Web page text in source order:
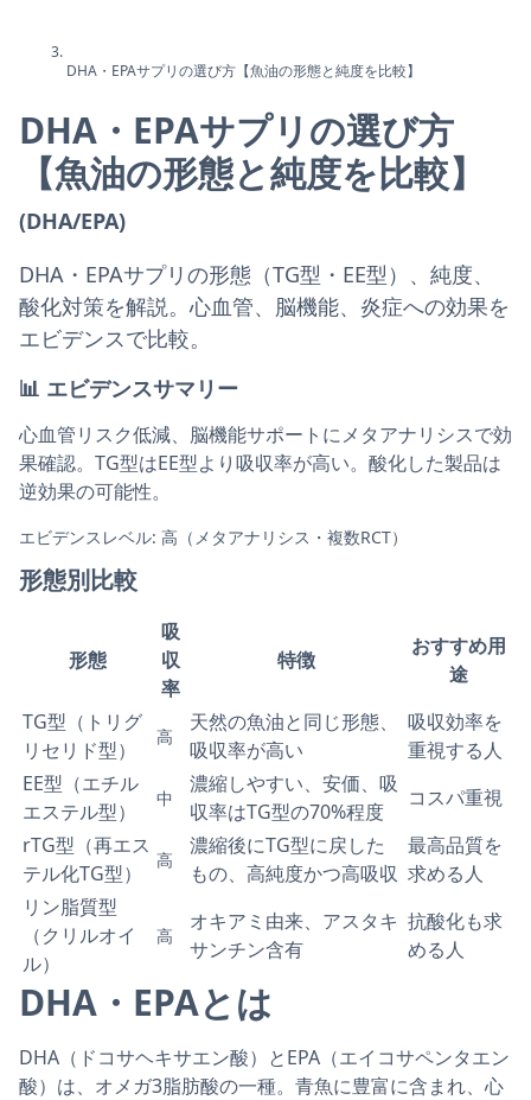
DHA・EPAサプリの選び方【魚油の形態と純度を比較】
DHA・EPAサプリの選び方
【魚油の形態と純度を比較】
(DHA/EPA)
DHA・EPAサプリの形態（TG型・EE型）、純度、
酸化対策を解説。心血管、脳機能、炎症への効果を
エビデンスで比較。
📊 エビデンスサマリー
心血管リスク低減、脳機能サポートにメタアナリシスで効
果確認。TG型はEE型より吸収率が高い。酸化した製品は
逆効果の可能性。
エビデンスレベル: 高（メタアナリシス・複数RCT）
形態別比較
形態
吸
収
率
特徴
おすすめ用
途
TG型（トリグ
リセリド型）
高
天然の魚油と同じ形態、
吸収率が高い
吸収効率を
重視する人
EE型（エチル
エステル型）
中
濃縮しやすい、安価、吸
収率はTG型の70%程度
コスパ重視
rTG型（再エス
テル化TG型）
高
濃縮後にTG型に戻した
もの、高純度かつ高吸収
最高品質を
求める人
リン脂質型
（クリルオイ
ル）
高
オキアミ由来、アスタキ
サンチン含有
抗酸化も求
める人
DHA・EPAとは
DHA（ドコサヘキサエン酸）とEPA（エイコサペンタエン
酸）は、オメガ3脂肪酸の一種。青魚に豊富に含まれ、心